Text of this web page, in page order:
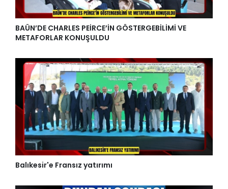
BAÜN’DE CHARLES PEİRCE’İN GÖSTERGEBİLİMİ VE
METAFORLAR KONUŞULDU
Balıkesir'e Fransız yatırımı